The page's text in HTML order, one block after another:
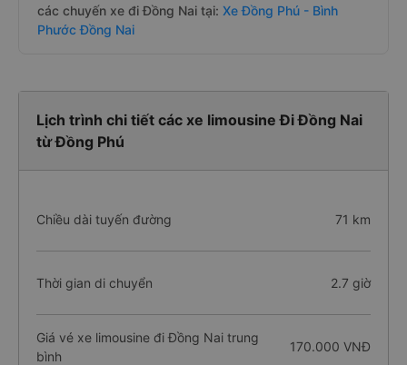
các chuyến xe đi Đồng Nai tại: Xe Đồng Phú - Bình
Phước Đồng Nai
Lịch trình chi tiết các xe limousine Đi Đồng Nai
từ Đồng Phú
Chiều dài tuyến đường 71 km
Thời gian di chuyển 2.7 giờ
Giá vé xe limousine đi Đồng Nai trung
bình
170.000 VNĐ